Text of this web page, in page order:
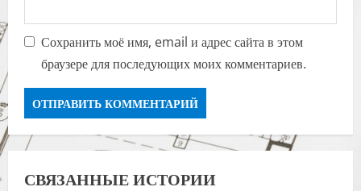
Сохранить моё имя, email и адрес сайта в этом
браузере для последующих моих комментариев.
СВЯЗАННЫЕ ИСТОРИИ